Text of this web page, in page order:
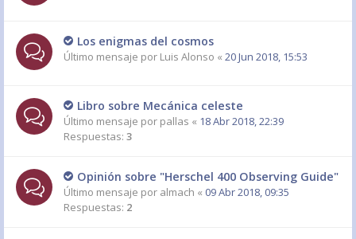
Los enigmas del cosmos
Último mensaje por Luis Alonso « 20 Jun 2018, 15:53
Libro sobre Mecánica celeste
Último mensaje por pallas « 18 Abr 2018, 22:39
Respuestas: 3
Opinión sobre "Herschel 400 Observing Guide"
Último mensaje por almach « 09 Abr 2018, 09:35
Respuestas: 2